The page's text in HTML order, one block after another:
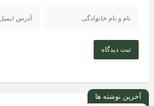
ثبت دیدگاه
آخرین نوشته ها